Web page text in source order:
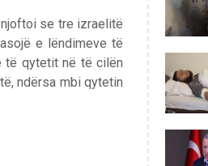
se tre izraelitë
e lëndimeve të
të qytetit në të cilën
ndërsa mbi qytetin